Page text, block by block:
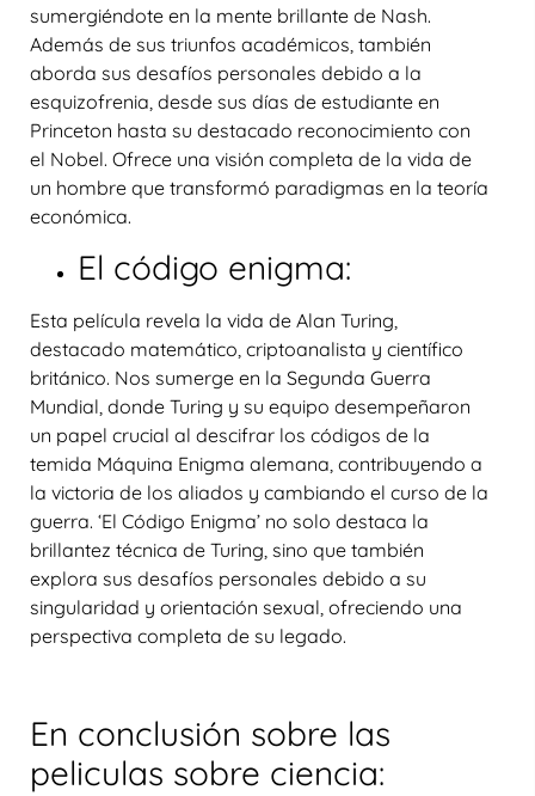
sumergiéndote en la mente brillante de Nash.
Además de sus triunfos académicos, también
aborda sus desafíos personales debido a la
esquizofrenia, desde sus días de estudiante en
Princeton hasta su destacado reconocimiento con
el Nobel. Ofrece una visión completa de la vida de
un hombre que transformó paradigmas en la teoría
económica.
El código enigma:
Esta película revela la vida de Alan Turing,
destacado matemático, criptoanalista y científico
británico. Nos sumerge en la Segunda Guerra
Mundial, donde Turing y su equipo desempeñaron
un papel crucial al descifrar los códigos de la
temida Máquina Enigma alemana, contribuyendo a
la victoria de los aliados y cambiando el curso de la
guerra. ‘El Código Enigma’ no solo destaca la
brillantez técnica de Turing, sino que también
explora sus desafíos personales debido a su
singularidad y orientación sexual, ofreciendo una
perspectiva completa de su legado.
En conclusión sobre las
peliculas sobre ciencia: